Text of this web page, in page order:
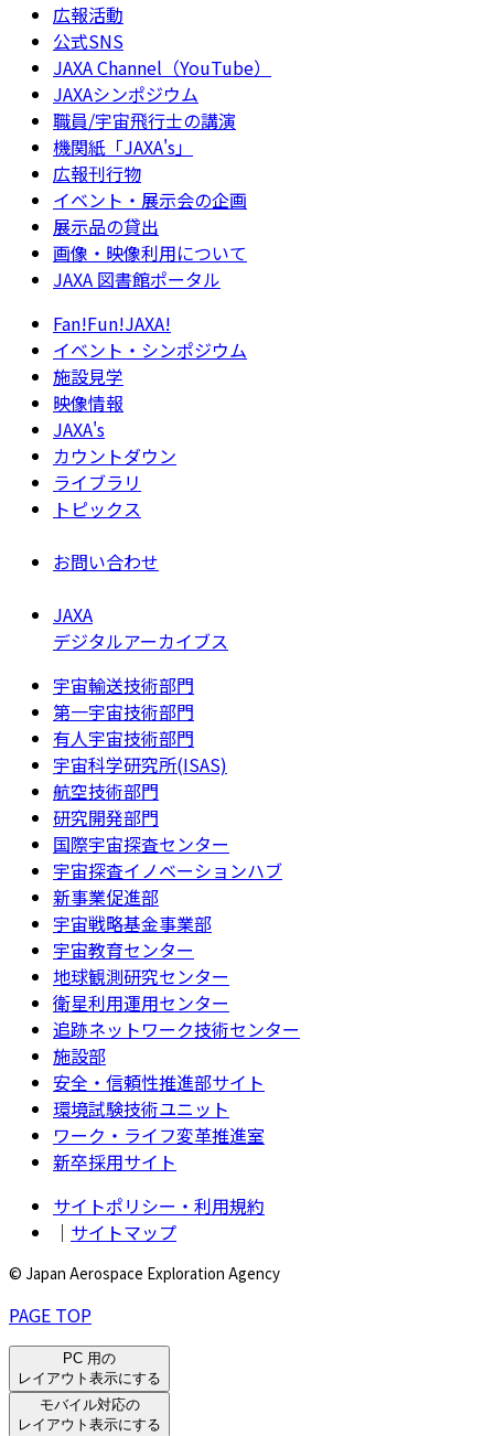
広報活動
公式SNS
JAXA Channel（YouTube）
JAXAシンポジウム
職員/宇宙飛行士の講演
機関紙「JAXA's」
広報刊行物
イベント・展示会の企画
展示品の貸出
画像・映像利用について
JAXA 図書館ポータル
Fan!Fun!JAXA!
イベント・シンポジウム
施設見学
映像情報
JAXA's
カウントダウン
ライブラリ
トピックス
お問い合わせ
JAXA
デジタルアーカイブス
宇宙輸送技術部門
第一宇宙技術部門
有人宇宙技術部門
宇宙科学研究所(ISAS)
航空技術部門
研究開発部門
国際宇宙探査センター
宇宙探査イノベーションハブ
新事業促進部
宇宙戦略基金事業部
宇宙教育センター
地球観測研究センター
衛星利用運用センター
追跡ネットワーク技術センター
施設部
安全・信頼性推進部サイト
環境試験技術ユニット
ワーク・ライフ変革推進室
新卒採用サイト
サイトポリシー・利用規約
｜ サイトマップ
© Japan Aerospace Exploration Agency
PAGE TOP
PC 用の
レイアウト表示にする
モバイル対応の
レイアウト表示にする